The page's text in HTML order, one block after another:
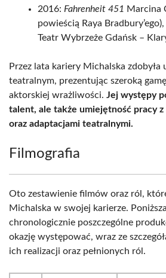
2016: Fahrenheit 451 Marcina
powieścią Raya Bradbury’ego),
Teatr Wybrzeże Gdańsk –
Przez lata kariery Michalska
teatralnym, prezentując szeroką
aktorskiej wrażliwości. Jej występy
talent, ale także umiejętność pracy
oraz adaptacjami teatralnymi.
Filmografia
Oto zestawienie filmów oraz ról,
Michalska w swojej karierze.
chronologicznie poszczególne
okazję występować, wraz ze
ich realizacji oraz pełnionych ról.